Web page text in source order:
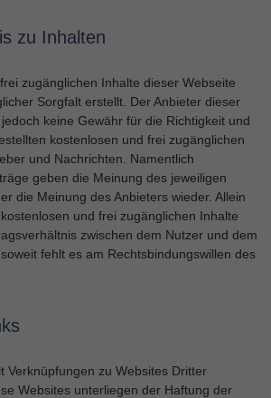
zu Inhalten
zugänglichen Inhalte dieser Webseite
Sorgfalt erstellt. Der Anbieter dieser
keine Gewähr für die Richtigkeit und
kostenlosen und frei zugänglichen
und Nachrichten. Namentlich
geben die Meinung des jeweiligen
die Meinung des Anbieters wieder. Allein
und frei zugänglichen Inhalte
zwischen dem Nutzer und dem
fehlt es am Rechtsbindungswillen des
Verknüpfungen zu Websites Dritter
Websites unterliegen der Haftung der